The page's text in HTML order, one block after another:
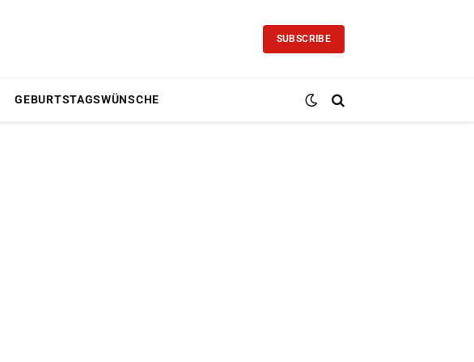
SUBSCRIBE
GEBURTSTAGSWÜNSCHE